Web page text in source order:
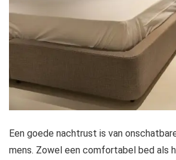
Een goede nachtrust is van
mens. Zowel een comfortabel bed als